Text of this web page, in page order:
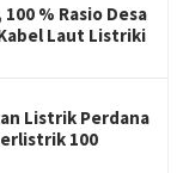
% Rasio Desa
Laut Listriki
Listrik Perdana
100